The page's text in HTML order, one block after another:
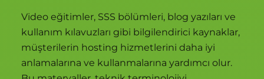
Video eğitimler, SSS bölümleri, blog yazıları ve
kullanım kılavuzları gibi bilgilendirici kaynaklar,
müşterilerin hosting hizmetlerini daha iyi
anlamalarına ve kullanmalarına yardımcı olur.